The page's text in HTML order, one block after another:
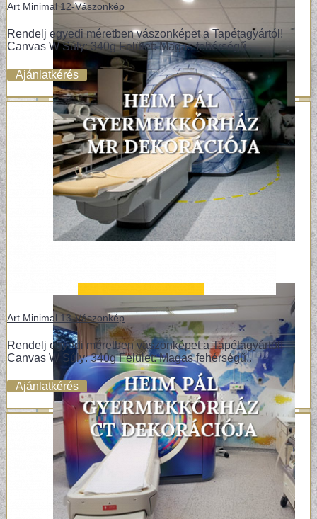
Art Minimal 12-Vászonkép
Rendelj egyedi méretben vászonképet a Tapétagyártól!
Canvas W Súly: 340g Felület: Magas fehérségű..
Ajánlatkérés
Art Minimal 13-Vászonkép
Rendelj egyedi méretben vászonképet a Tapétagyártól!
Canvas W Súly: 340g Felület: Magas fehérségű..
Ajánlatkérés